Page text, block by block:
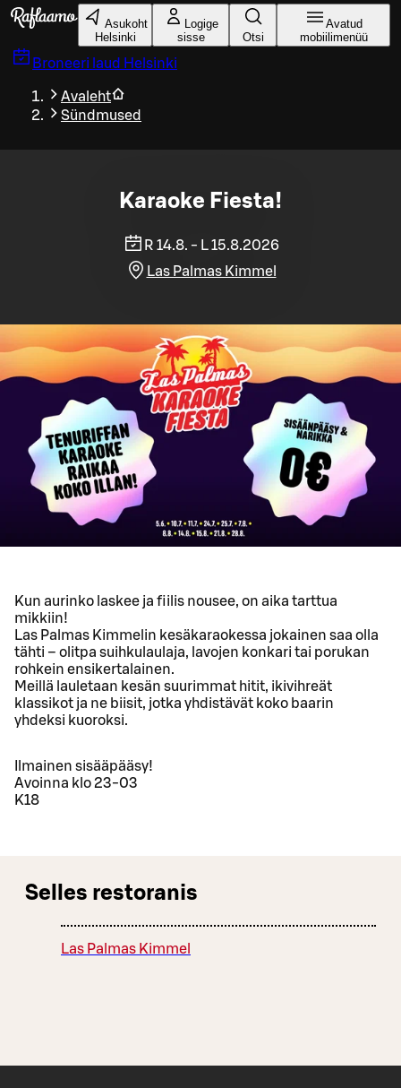
Liigu peamise sisu juurde
Asukoht
Helsinki
Logige
sisse
Otsi
Avatud
mobiilimenüü
Broneeri laud Helsinki
Avaleht
Sündmused
Karaoke Fiesta!
R 14.8. - L 15.8.2026
Las Palmas Kimmel
Kun aurinko laskee ja fiilis nousee, on aika tarttua
mikkiin!
Las Palmas Kimmelin kesäkaraokessa jokainen saa olla
tähti – olitpa suihkulaulaja, lavojen konkari tai porukan
rohkein ensikertalainen.
Meillä lauletaan kesän suurimmat hitit, ikivihreät
klassikot ja ne biisit, jotka yhdistävät koko baarin
yhdeksi kuoroksi.
Ilmainen sisääpääsy!
Avoinna klo 23-03
K18
Selles restoranis
Las Palmas Kimmel